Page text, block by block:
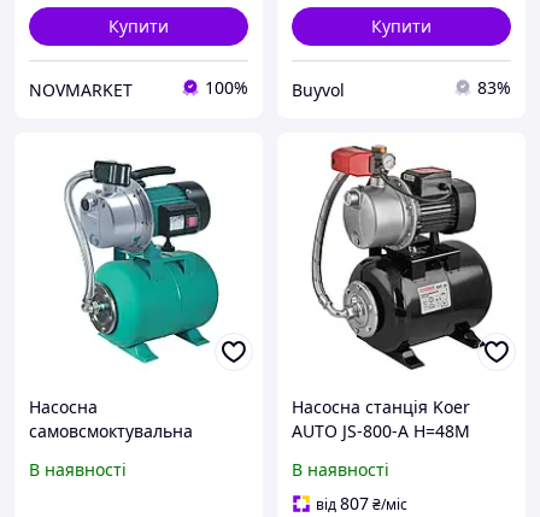
Купити
NOVMARKET 100%
Купити
Buyvol 83%
Насосна
самовсмоктувальна
Qmax 58л/хв нерж 24л
В наявності
Насосна станція Koer
AUTO JS-800-A Н=48М
(з п'ятірником) (KP3375)
В наявності
від807₴/міс